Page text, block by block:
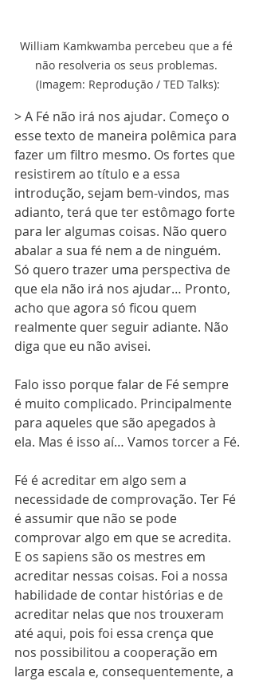
William Kamkwamba percebeu que a fé
não resolveria os seus problemas.
(Imagem: Reprodução / TED Talks):
> A Fé não irá nos ajudar. Começo o
esse texto de maneira polêmica para
fazer um filtro mesmo. Os fortes que
resistirem ao título e a essa
introdução, sejam bem-vindos, mas
adianto, terá que ter estômago forte
para ler algumas coisas. Não quero
abalar a sua fé nem a de ninguém.
Só quero trazer uma perspectiva de
que ela não irá nos ajudar… Pronto,
acho que agora só ficou quem
realmente quer seguir adiante. Não
diga que eu não avisei.
Falo isso porque falar de Fé sempre
é muito complicado. Principalmente
para aqueles que são apegados à
ela. Mas é isso aí… Vamos torcer a Fé.
Fé é acreditar em algo sem a
necessidade de comprovação. Ter Fé
é assumir que não se pode
comprovar algo em que se acredita.
E os sapiens são os mestres em
acreditar nessas coisas. Foi a nossa
habilidade de contar histórias e de
acreditar nelas que nos trouxeram
até aqui, pois foi essa crença que
nos possibilitou a cooperação em
larga escala e, consequentemente, a